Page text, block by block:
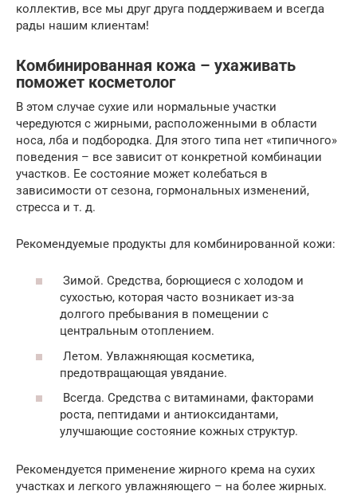
коллектив, все мы друг друга поддерживаем и всегда
рады нашим клиентам!
Комбинированная кожа – ухаживать
поможет косметолог
В этом случае сухие или нормальные участки
чередуются с жирными, расположенными в области
носа, лба и подбородка. Для этого типа нет «типичного»
поведения – все зависит от конкретной комбинации
участков. Ее состояние может колебаться в
зависимости от сезона, гормональных изменений,
стресса и т. д.
Рекомендуемые продукты для комбинированной кожи:
Зимой. Средства, борющиеся с холодом и
сухостью, которая часто возникает из-за
долгого пребывания в помещении с
центральным отоплением.
Летом. Увлажняющая косметика,
предотвращающая увядание.
Всегда. Средства с витаминами, факторами
роста, пептидами и антиоксидантами,
улучшающие состояние кожных структур.
Рекомендуется применение жирного крема на сухих
участках и легкого увлажняющего – на более жирных.